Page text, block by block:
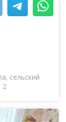
сельский
2